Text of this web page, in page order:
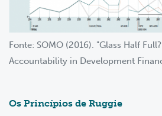
Fonte: SOMO (2016). "Glass Half
Accountability in Development
Os Princípios de Ruggie